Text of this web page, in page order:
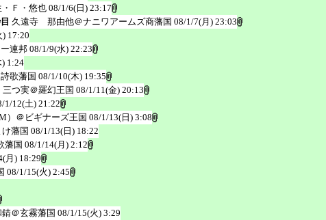
・Ｆ・悠也 08/1/6(日) 23:17
久遠寺 那由他＠ナニワアームズ商藩国 08/1/7(月) 23:03
17:20
連邦 08/1/9(水) 22:23
1:24
歌藩国 08/1/10(木) 19:35
三つ実＠羅幻王国 08/1/11(金) 20:13
1/12(土) 21:22
）＠ビギナーズ王国 08/1/13(日) 3:08
藩国 08/1/13(日) 18:22
藩国 08/1/14(月) 2:12
月) 18:29
08/1/15(火) 2:45
＠玄霧藩国 08/1/15(火) 3:29